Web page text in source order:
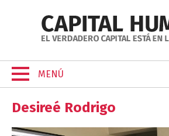
MENÚ
Desireé Rodrigo